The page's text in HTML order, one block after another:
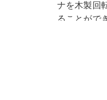
ナを木製回
ることがで